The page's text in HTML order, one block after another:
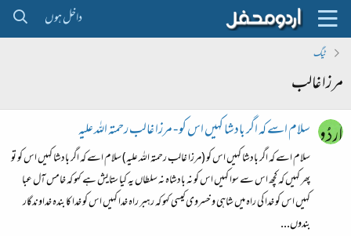
داخل ہوں
ٹیگ
مرزا غالب
سلام اسے کہ اگر بادشا کہیں اس کو - مرزا غالب رحمتہ اللہ علیہ
سلام اسے کہ اگر بادشا کہیں اس کو (مرزا غالب رحمتہ اللہ علیہ) سلام اسے کہ اگر بادشا کہیں اس کو تو
پھر کہیں کہ کچھ اس سے سوا کہیں اس کو نہ بادشاہ نہ سلطاں یہ کیا ستایش ہے کہو کہ خامس آل عبا
کہیں اس کو خدا کی راہ میں شاہی و خسروی کیسی کہو کہ رہبر راہ خدا کہیں اس کو خدا کا بندہ خداوندگار
بندوں...